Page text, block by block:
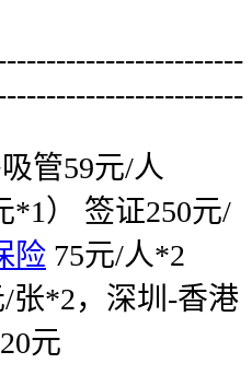
管59元/人
*1） 签证250元/
险 75元/人*2
/张*2，深圳-香港
元